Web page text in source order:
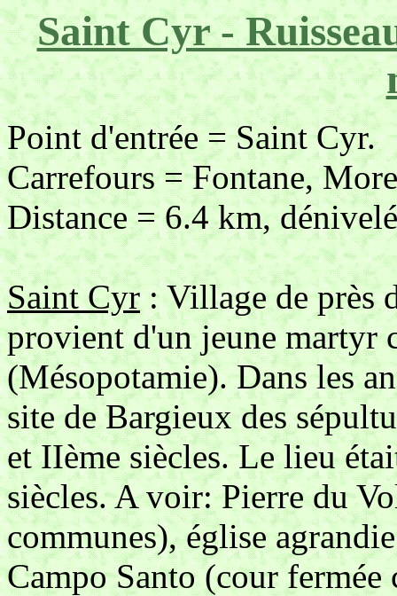
Saint Cyr -
Point d'entrée = Saint Cyr.
Carrefours = Fontane,
Distance = 6.4 km,
Saint Cyr: Village de près
provient d'un jeune martyr
(Mésopotamie). Dans les
site de Bargieux des
et IIème siècles. Le lieu
siècles. A voir: Pierre du
communes), église
Campo Santo (cour